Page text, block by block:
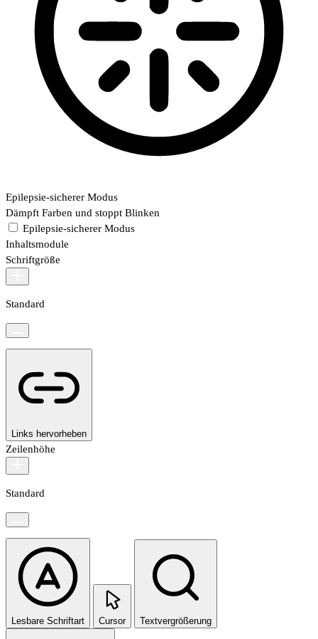
Epilepsie-sicherer Modus
Dämpft Farben und stoppt Blinken
Epilepsie-sicherer Modus
Inhaltsmodule
Schriftgröße
Standard
Links hervorheben
Zeilenhöhe
Standard
Lesbare Schriftart Cursor Textvergrößerung